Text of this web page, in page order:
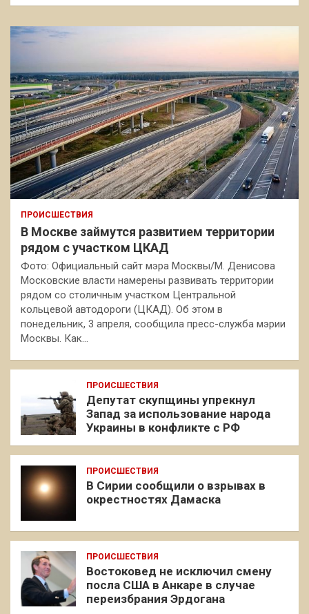
ПРОИСШЕСТВИЯ
В Москве займутся развитием территории
рядом с участком ЦКАД
Фото: Официальный сайт мэра Москвы/М. Денисова
Московские власти намерены развивать территории
рядом со столичным участком Центральной
кольцевой автодороги (ЦКАД). Об этом в
понедельник, 3 апреля, сообщила пресс-служба мэрии
Москвы. Как…
ПРОИСШЕСТВИЯ
Депутат скупщины упрекнул
Запад за использование народа
Украины в конфликте с РФ
ПРОИСШЕСТВИЯ
В Сирии сообщили о взрывах в
окрестностях Дамаска
ПРОИСШЕСТВИЯ
Востоковед не исключил смену
посла США в Анкаре в случае
переизбрания Эрдогана